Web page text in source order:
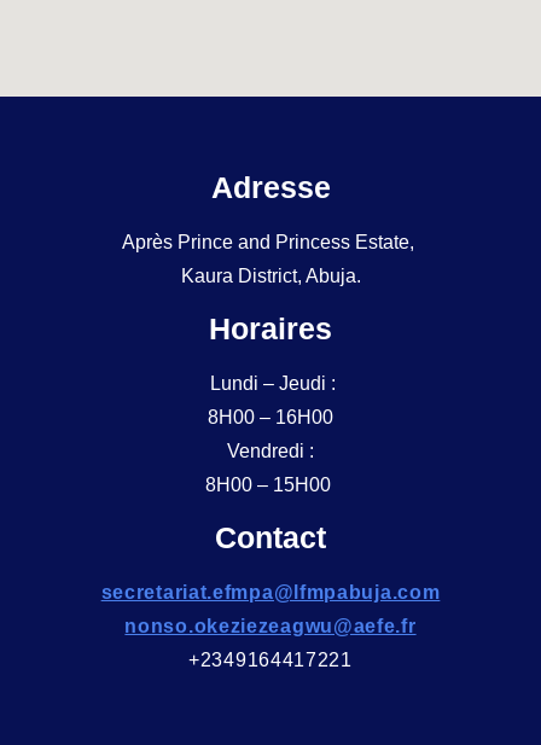
Adresse
Après Prince and Princess Estate,
Kaura District, Abuja.
Horaires
Lundi – Jeudi :
8H00 – 16H00
Vendredi :
8H00 – 15H00
Contact
secretariat.efmpa@lfmpabuja.com
nonso.okeziezeagwu@aefe.fr
+2349164417221